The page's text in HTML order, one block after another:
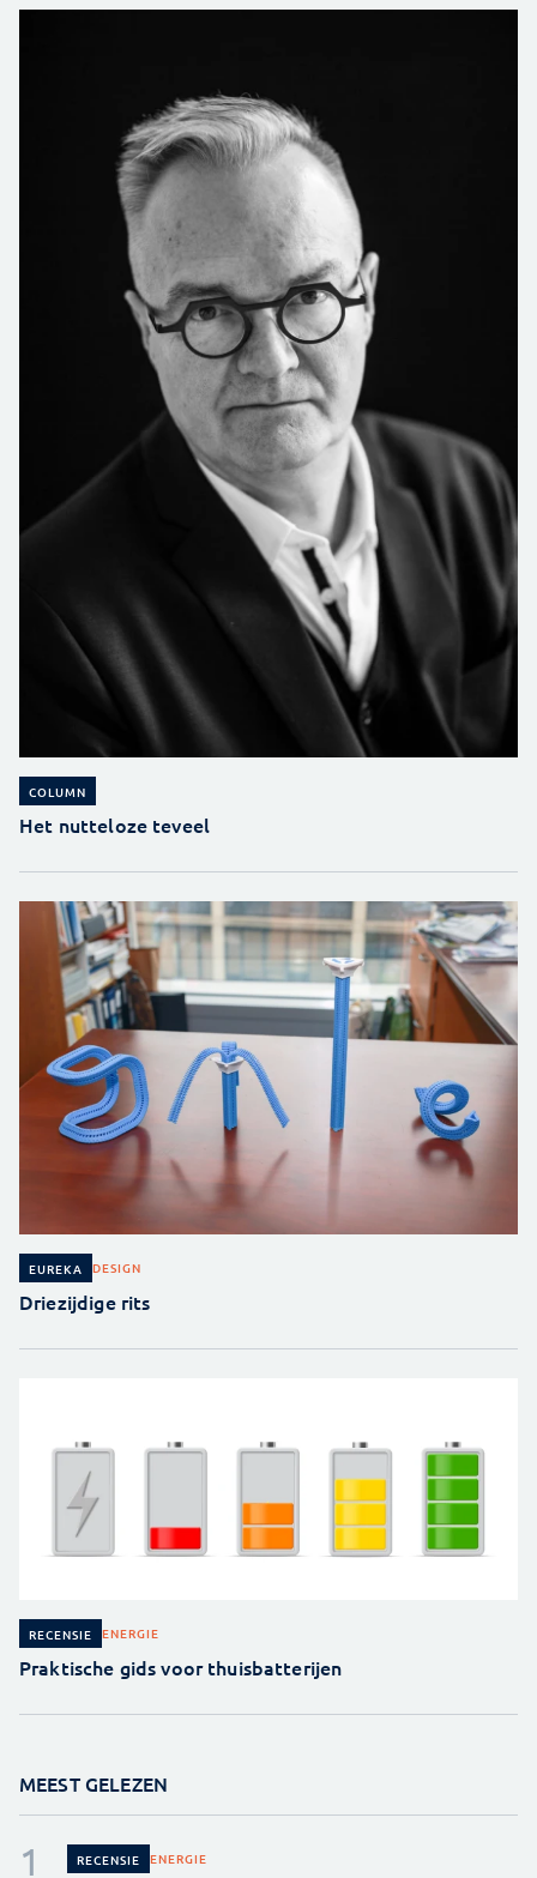
COLUMN
Het nutteloze teveel
EUREKA DESIGN
Driezijdige rits
RECENSIE ENERGIE
Praktische gids voor thuisbatterijen
MEEST GELEZEN
RECENSIE ENERGIE